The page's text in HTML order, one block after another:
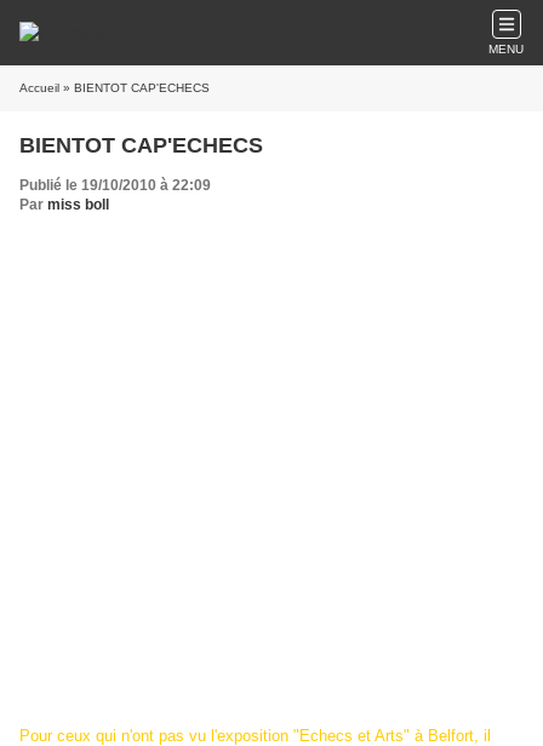
MENU
Accueil » BIENTOT CAP'ECHECS
BIENTOT CAP'ECHECS
Publié le 19/10/2010 à 22:09
Par miss boll
Pour ceux qui n'ont pas vu l'exposition "Echecs et Arts" à Belfort, il